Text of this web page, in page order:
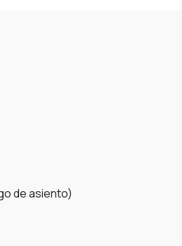
de asiento)